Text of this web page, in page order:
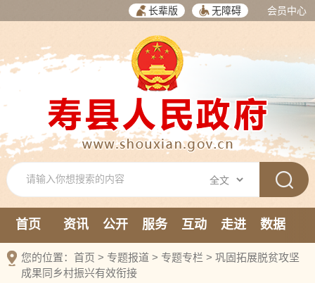
长辈版 无障碍 会员中心
首页 资讯 公开 服务 互动 走进
数据
新媒体
您的位置： 首页 > 专题报道 > 专题专栏 > 巩固拓展脱贫攻坚
成果同乡村振兴有效衔接